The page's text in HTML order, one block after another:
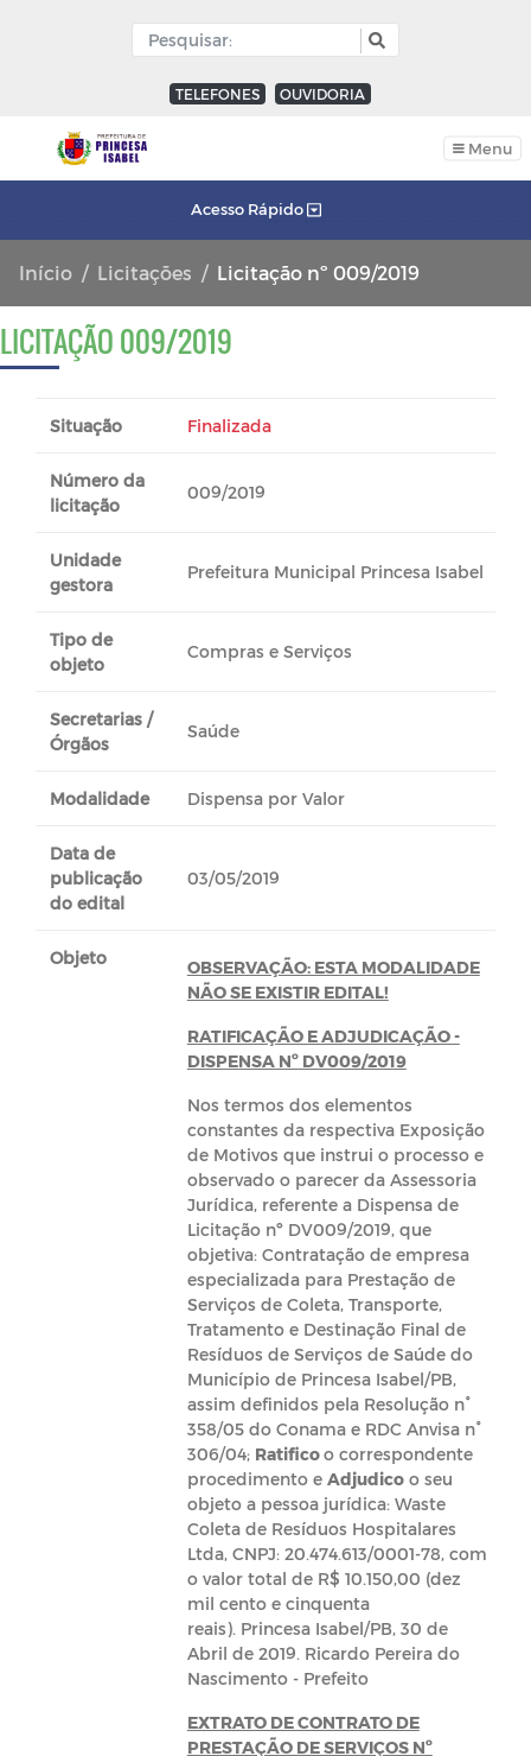
TELEFONES OUVIDORIA
Menu
Acesso Rápido
Início Licitações Licitação nº 009/2019
LICITAÇÃO 009/2019
Situação Finalizada
Número da
licitação
009/2019
Unidade
gestora
Prefeitura Municipal Princesa Isabel
Tipo de
objeto
Compras e Serviços
Secretarias /
Órgãos
Saúde
Modalidade Dispensa por Valor
Data de
publicação
do edital
03/05/2019
Objeto
OBSERVAÇÃO: ESTA MODALIDADE
NÃO SE EXISTIR EDITAL!
RATIFICAÇÃO E ADJUDICAÇÃO -
DISPENSA Nº DV009/2019
Nos termos dos elementos
constantes da respectiva Exposição
de Motivos que instrui o processo e
observado o parecer da Assessoria
Jurídica, referente a Dispensa de
Licitação nº DV009/2019, que
objetiva: Contratação de empresa
especializada para Prestação de
Serviços de Coleta, Transporte,
Tratamento e Destinação Final de
Resíduos de Serviços de Saúde do
Município de Princesa Isabel/PB,
assim definidos pela Resolução n°
358/05 do Conama e RDC Anvisa n°
306/04; Ratificoo correspondente
procedimento e Adjudicoo seu
objeto a pessoa jurídica: Waste
Coleta de Resíduos Hospitalares
Ltda, CNPJ: 20.474.613/0001-78, com
o valor total de R$ 10.150,00 (dez
mil cento e cinquenta
reais). Princesa Isabel/PB, 30 de
Abril de 2019. Ricardo Pereira do
Nascimento - Prefeito
EXTRATO DE CONTRATO DE
PRESTAÇÃO DE SERVIÇOS Nº